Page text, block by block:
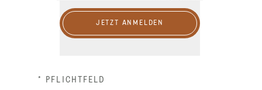
JETZT ANMELDEN
* PFLICHTFELD